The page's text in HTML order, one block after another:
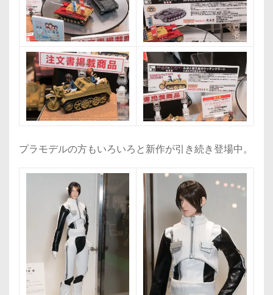
プラモデルの方もいろいろと新作が引き続き登場中。